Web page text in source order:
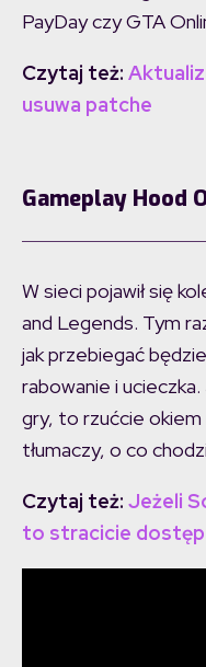
PayDay czy GTA
Czytaj też:
usuwa patche
Gameplay Hood
W sieci pojawił się
and Legends. Tym
jak przebiegać
rabowanie i
gry, to rzućcie
tłumaczy, o co
Czytaj też: Jeżeli
to stracicie